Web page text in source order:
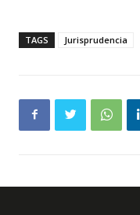
TAGS Jurisprudencia